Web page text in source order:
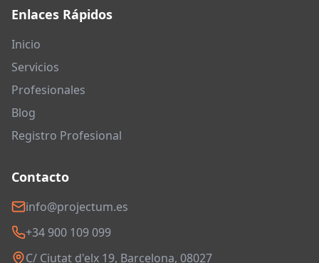
Enlaces Rápidos
Inicio
Servicios
Profesionales
Blog
Registro Profesional
Contacto
info@projectum.es
+34 900 109 099
C/ Ciutat d'elx 19, Barcelona, 08027